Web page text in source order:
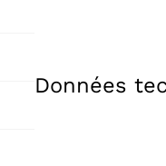
Données